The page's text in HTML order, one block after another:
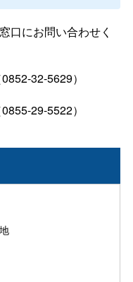
口にお問い合わせく
32-5629）
29-5522）